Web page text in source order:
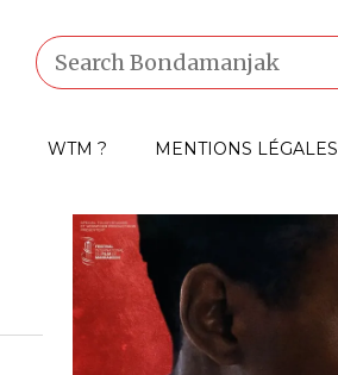
WTM ? MENTIONS LÉGALES